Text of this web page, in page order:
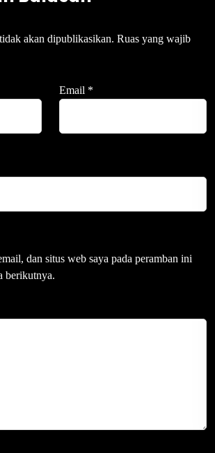
akan dipublikasikan. Ruas yang wajib
Email *
dan situs web saya pada peramban ini
berikutnya.